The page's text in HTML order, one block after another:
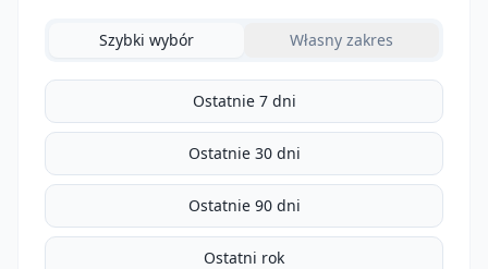
Szybki wybór Własny zakres
Ostatnie 7 dni
Ostatnie 30 dni
Ostatnie 90 dni
Ostatni rok